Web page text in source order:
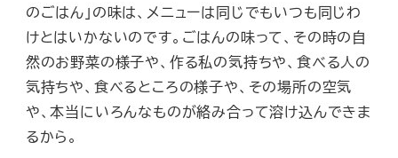
のごはん」の味は、メニューは同じでもいつも同じわ
けとはいかないのです。ごはんの味って、その時の自
然のお野菜の様子や、作る私の気持ちや、食べる人の
気持ちや、食べるところの様子や、その場所の空気
や、本当にいろんなものが絡み合って溶け込んできま
るから。